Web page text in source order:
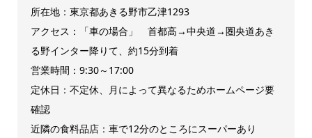
所在地：東京都あきる野市乙津1293
アクセス：「車の場合」 首都高→中央道→圏央道あき
る野インター降りて、約15分到着
営業時間：9:30～17:00
定休日：不定休、月によって異なるためホームページ要
確認
近隣の食料品店：車で12分のところにスーパーあり